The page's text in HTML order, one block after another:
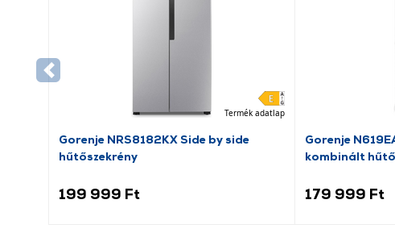
Termék adatlap
Gorenje NRS8182KX Side by side
hűtőszekrény
199 999 Ft
Gorenje
kombinált
179 999 Ft